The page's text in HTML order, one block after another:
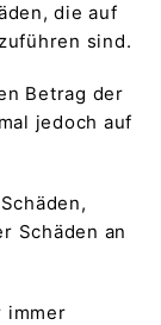
die auf
sind.
Betrag der
jedoch auf
Schäden an
immer